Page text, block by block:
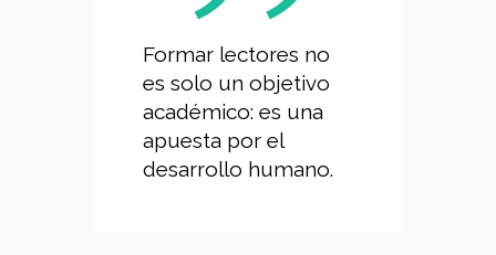
Formar lectores no
es solo un objetivo
académico: es una
apuesta por el
desarrollo humano.